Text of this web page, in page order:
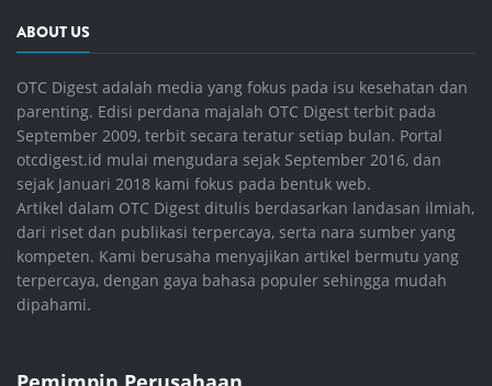
ABOUT US
OTC Digest adalah media yang fokus pada isu kesehatan dan
parenting. Edisi perdana majalah OTC Digest terbit pada
September 2009, terbit secara teratur setiap bulan. Portal
otcdigest.id mulai mengudara sejak September 2016, dan
sejak Januari 2018 kami fokus pada bentuk web.
Artikel dalam OTC Digest ditulis berdasarkan landasan ilmiah,
dari riset dan publikasi terpercaya, serta nara sumber yang
kompeten. Kami berusaha menyajikan artikel bermutu yang
terpercaya, dengan gaya bahasa populer sehingga mudah
dipahami.